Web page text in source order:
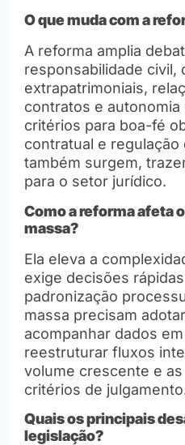
O que muda com a
A reforma amplia
responsabilidade civil,
extrapatrimoniais,
contratos e autonomia
critérios para boa-fé
contratual e
também surgem,
para o setor jurídico.
Como a reforma afeta
massa?
Ela eleva a
exige decisões
padronização
massa precisam
acompanhar dados
reestruturar fluxos
volume crescente e
critérios de
Quais os principais
legislação?